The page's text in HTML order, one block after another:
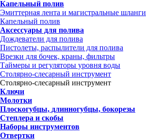
Капельный полив
Эмиттерная лента и магистральные шланги
Капельный полив
Аксессуары для полива
Дождеватели для полива
Пистолеты, распылители для полива
Врезки для бочек, краны, фильтры
Таймеры и регуляторы уровня воды
Столярно-слесарный инструмент
Столярно-слесарный инструмент
Ключи
Молотки
Плоскогубцы, длинногубцы, бокорезы
Степлера и скобы
Наборы инструментов
Отвертки